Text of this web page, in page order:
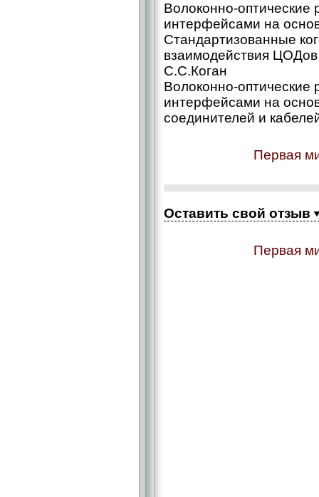
Волоконно-
интерфейсами на
Стандартизованные
взаимодействия
С.С.Коган
Волоконно-
интерфейсами на
соединителей и
Первая
Оставить свой отзыв
Первая